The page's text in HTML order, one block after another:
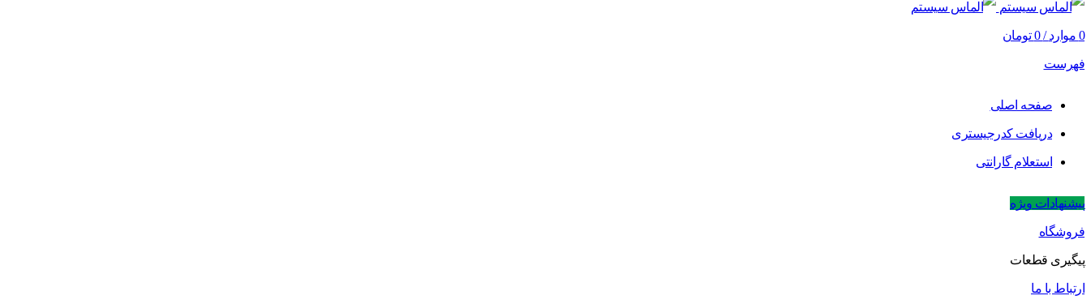
0 موارد /
0 تومان
فهرست
صفحه اصلی
دریافت کدرجیستری
استعلام گارانتی
پیشنهادات ویژه
فروشگاه
پیگیری قطعات
ارتباط با ما